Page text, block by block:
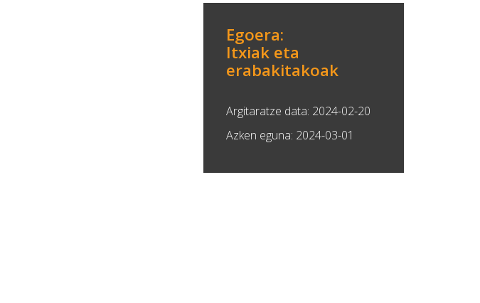
Egoera:
Itxiak eta
erabakitakoak
Argitaratze data: 2024-02-20
Azken eguna: 2024-03-01